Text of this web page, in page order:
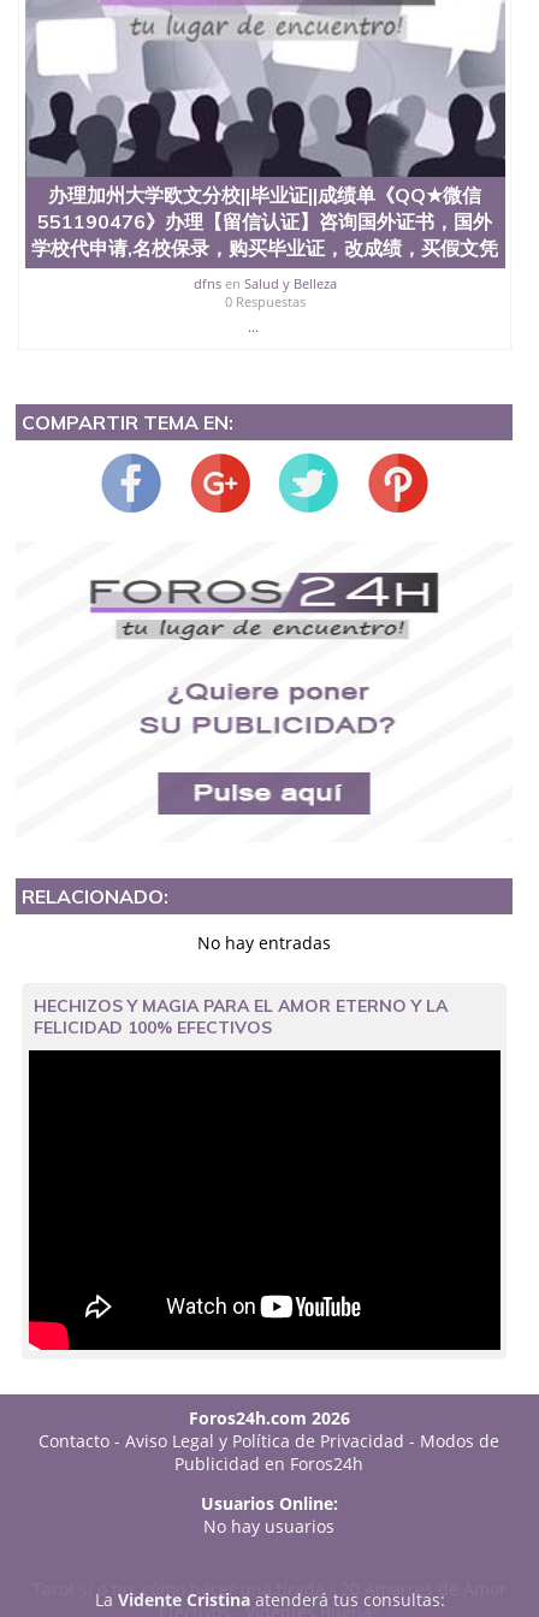
办理加州大学欧文分校||毕业证||成绩单《QQ★微信
551190476》办理【留信认证】咨询国外证书，国外
学校代申请,名校保录，购买毕业证，改成绩，买假文凭
dfnsen Salud y Belleza
0 Respuestas
...
COMPARTIR TEMA EN:
RELACIONADO:
No hay entradas
HECHIZOS Y MAGIA PARA EL AMOR ETERNO Y LA
FELICIDAD 100% EFECTIVOS
Foros24h.com 2026
Contacto -Aviso Legal y Política de Privacidad - Modos de
Publicidad en Foros24h
Usuarios Online:
No hay usuarios
Tarot sí o no: cómo hacer una tirada-
20 Amarres de Amor
Efectivos-Videntes Buenas
La Vidente Cristinaatenderá tus consultas: